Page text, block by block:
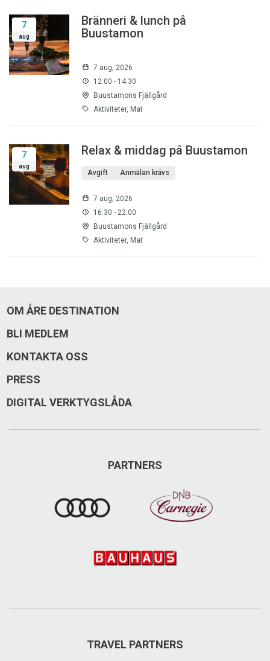
7
aug
Bränneri & lunch på
Buustamon
7 aug, 2026
12:00 - 14:30
Buustamons Fjällgård
Aktiviteter, Mat
7
aug
Relax & middag på Buustamon
Avgift Anmälan krävs
7 aug, 2026
16:30 - 22:00
Buustamons Fjällgård
Aktiviteter, Mat
OM ÅRE DESTINATION
BLI MEDLEM
KONTAKTA OSS
PRESS
DIGITAL VERKTYGSLÅDA
PARTNERS
TRAVEL PARTNERS